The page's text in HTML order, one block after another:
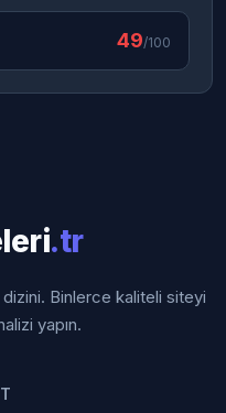
49/100
.tr
Binlerce kaliteli siteyi
yapın.